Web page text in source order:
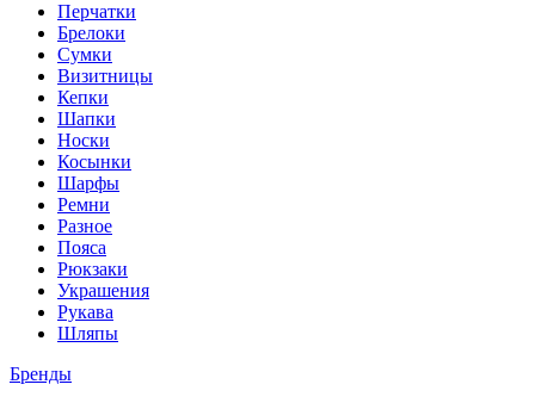
Перчатки
Брелоки
Сумки
Визитницы
Кепки
Шапки
Носки
Косынки
Шарфы
Ремни
Разное
Пояса
Рюкзаки
Украшения
Рукава
Шляпы
Бренды